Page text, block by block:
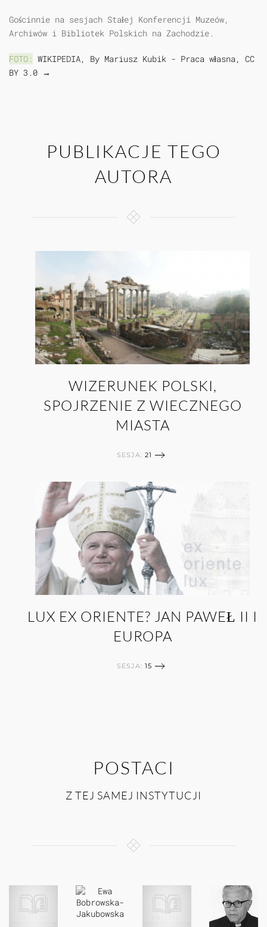
Gościnnie na sesjach Stałej Konferencji Muzeów,
Archiwów i Bibliotek Polskich na Zachodzie.
FOTO: WIKIPEDIA, By Mariusz Kubik - Praca własna, CC
BY 3.0 →
PUBLIKACJE TEGO
AUTORA
WIZERUNEK POLSKI,
SPOJRZENIE Z WIECZNEGO
MIASTA
SESJA: 21
LUX EX ORIENTE? JAN PAWEŁ II I
EUROPA
SESJA: 15
POSTACI
Z TEJ SAMEJ INSTYTUCJI